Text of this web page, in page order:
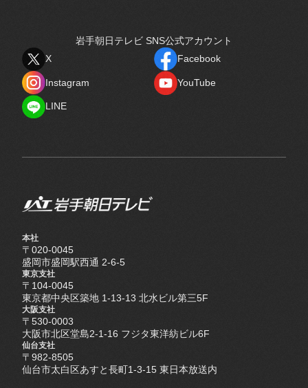
岩手朝日テレビ SNS公式アカウント
X
Facebook
Instagram
YouTube
LINE
本社
〒020-0045
盛岡市盛岡駅西通 2-6-5
東京支社
〒104-0045
東京都中央区築地 1-13-13 北水ビル第三5F
大阪支社
〒530-0003
大阪市北区堂島2-1-16 フジタ東洋紡ビル6F
仙台支社
〒982-8505
仙台市太白区あすと長町1-3-15 東日本放送内